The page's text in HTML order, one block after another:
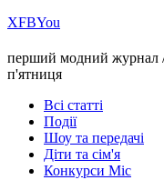
ХFBYou
перший модний журнал
п'ятниця
Всі статті
Події
Шоу та передачі
Діти та сім'я
Конкурси Міс